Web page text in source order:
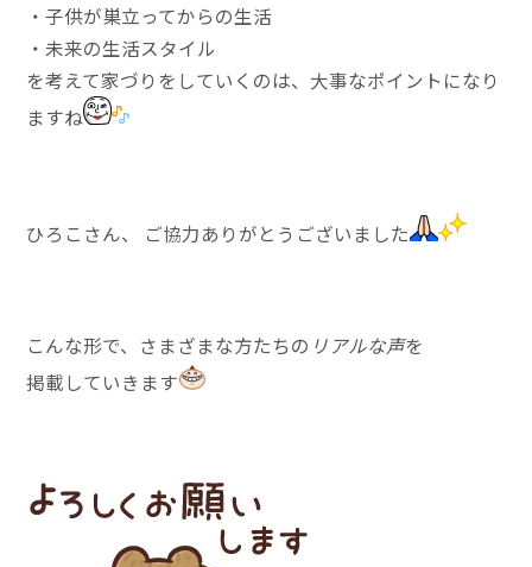
・子供が巣立ってからの生活
・未来の生活スタイル
を考えて家づりをしていくのは、大事なポイントになり
ますね
ひろこさん、 ご協力ありがとうございました
こんな形で、さまざまな方たちの リアルな声を
掲載していきます